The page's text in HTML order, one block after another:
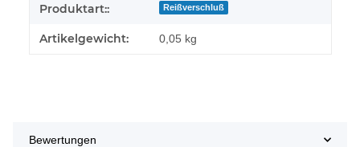
Produktart:: Reißverschluß
Artikelgewicht: 0,05 kg
Bewertungen